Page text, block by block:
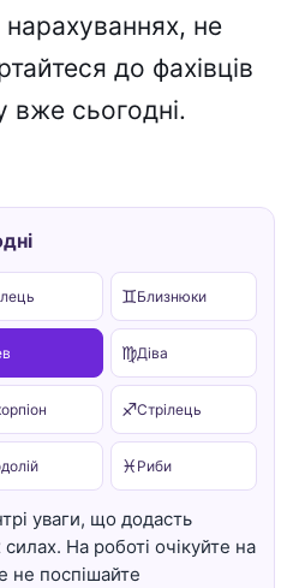
нарахуваннях, не
до фахівців
вже сьогодні.
♊Близнюки
♍Діва
♐Стрілець
♓ Риби
уваги, що додасть
На роботі очікуйте на
не поспішайте